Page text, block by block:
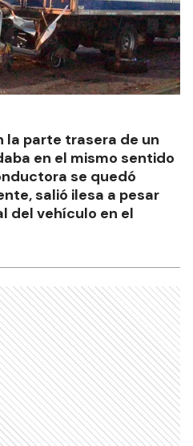
la parte trasera de un
en el mismo sentido
se quedó
salió ilesa a pesar
del vehículo en el